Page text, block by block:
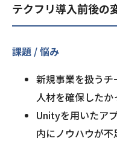
テクフリ導入前後の
課題 / 悩み
新規事業を扱う
人材を確保したか
Unityを用いたア
内にノウハウが不